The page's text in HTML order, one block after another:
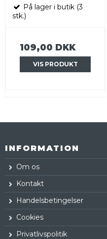
På lager i butik (3
stk.)
109,00 DKK
VIS PRODUKT
INFORMATION
Om os
Kontakt
Handelsbetingelser
Cookies
Privatlivspolitik